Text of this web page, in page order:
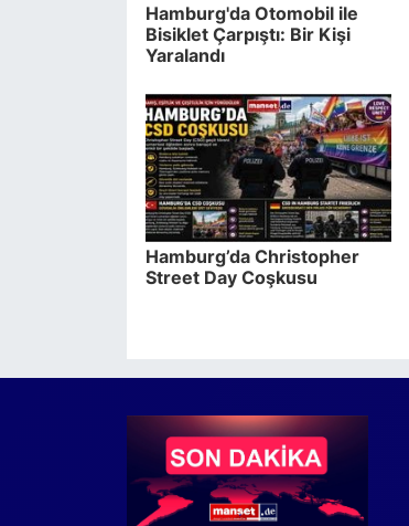
Hamburg'da Otomobil ile
Bisiklet Çarpıştı: Bir Kişi
Yaralandı
Hamburg’da Christopher
Street Day Coşkusu